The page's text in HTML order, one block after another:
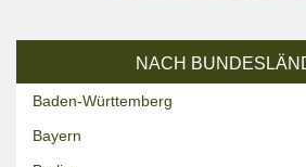
NACH
Baden-Württemberg
Bayern